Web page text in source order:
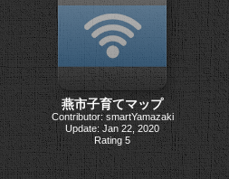
燕市子育てマップ
Contributor: smartYamazaki
Update: Jan 22, 2020
Rating 5